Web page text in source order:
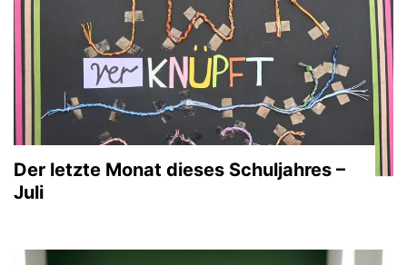
Der letzte Monat dieses Schuljahres –
Juli